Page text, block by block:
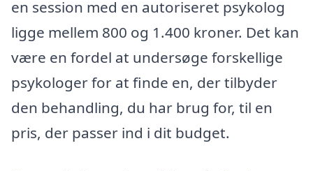
en session med en autoriseret psykolog
ligge mellem 800 og 1.400 kroner. Det kan
være en fordel at undersøge forskellige
psykologer for at finde en, der tilbyder
den behandling, du har brug for, til en
pris, der passer ind i dit budget.